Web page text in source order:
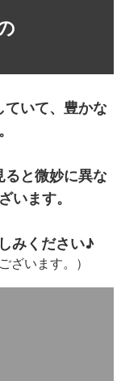
ていて、豊かな
ると微妙に異な
います。
みください♪
ざいます。）